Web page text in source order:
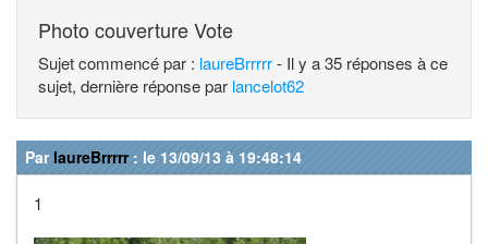
Photo couverture Vote
Sujet commencé par : laureBrrrrr- Il y a 35 réponses à ce
sujet, dernière réponse par lancelot62
Par laureBrrrrr: le 13/09/13 à 19:48:14
1